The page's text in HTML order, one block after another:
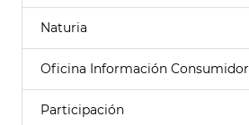
Naturia
Oficina Información Consumidor
Participación